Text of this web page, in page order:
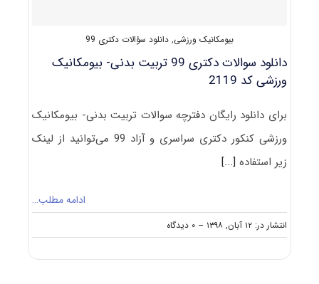
بیومکانیک ورزشی, دانلود سؤالات دکتری 99
دانلود سوالات دکتری 99 تربیت بدنی- بیومکانیک
ورزشی کد 2119
برای دانلود رایگان دفترچه سوالات تربیت بدنی- بیومکانیک
ورزشی کنکور دکتری سراسری و آزاد 99 می‌توانید از لینک
زیر استفاده[...]
ادامه مطلب…
انتشار در: ۱۲ آبان, ۱۳۹۸ -- ۰ دیدگاه
on
دانلود